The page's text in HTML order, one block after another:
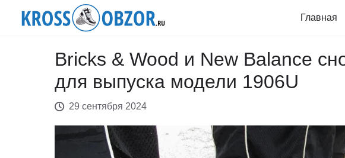
Главная
Bricks & Wood и New Balance
для выпуска модели 1906U
29 сентября 2024